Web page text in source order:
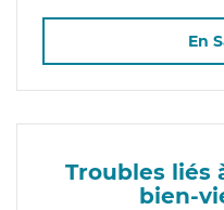
En
Troubles liés
bien-